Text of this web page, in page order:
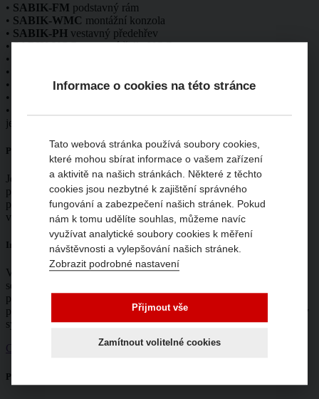
• SABIK-FM podstavný rám
• SABIK-WMC montážní konzola
• SABIK-PH vestavný předehřev
•SABIK-VOCvestavné čidlo VOC
•
•
•
SABIK-500-D180/200 KITredukční hrdla
•
•
jednotky
Pokyny
Jednotku lze vybavit vestavným předehřevem SABIK-PH. V
případě požadavku lze na dohřev přívodního vzduchu použít
potrubní ohřívače MBE-AFP o odpovídajícím výkonu dle průtoku
vzduchu a průměru připojovacího potrubí.
Informace
Větrací jednotka určená pro bytové nebo rodinné domy. Vyznačuje
se minimálními nároky na ovládání, údržbu a velice úsporným
provozem. Velikou výhodou je snadné přepnutí mezi levým a
pravým provedením. Všechny jednotky této řady jsou certifikovány
systémem „Passive House“.
Celý popis
Parametry
Informace o cookies na této stránce
Tato webová stránka používá soubory cookies,
které mohou sbírat informace o vašem zařízení
a aktivitě na našich stránkách. Některé z těchto
cookies jsou nezbytné k zajištění správného
fungování a zabezpečení našich stránek. Pokud
nám k tomu udělíte souhlas, můžeme navíc
využívat analytické soubory cookies k měření
návštěvnosti a vylepšování našich stránek.
Zobrazit podrobné nastavení
Přijmout vše
Zamítnout volitelné cookies